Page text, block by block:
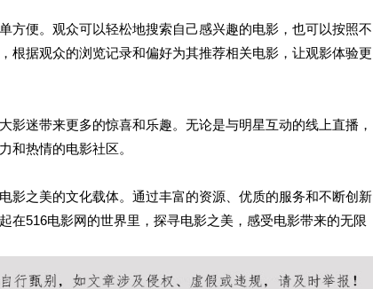
方便。观众可以轻松地搜索自己感兴趣的电影，也可以按照不
根据观众的浏览记录和偏好为其推荐相关电影，让观影体验更
迷带来更多的惊喜和乐趣。无论是与明星互动的线上直播，
和热情的电影社区。
影之美的文化载体。通过丰富的资源、优质的服务和不断创新
在516电影网的世界里，探寻电影之美，感受电影带来的无限